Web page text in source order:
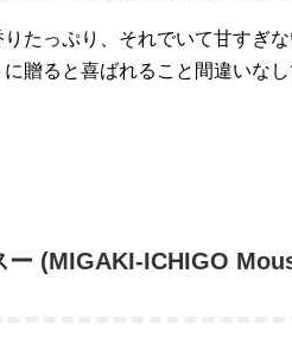
たっぷり、それでいて甘すぎ
贈ると喜ばれること間違いな
ー (MIGAKI-ICHIGO